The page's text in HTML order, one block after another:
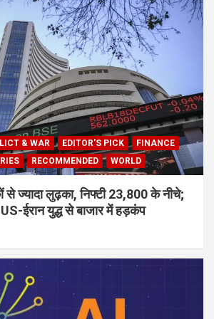
& WAR EDITOR'S PICK
FINANCE
RECOMMENDED WORLD
ज्यादा लुढ़का, निफ्टी 23,800 के नीचे;
ईरान युद्ध से बाजार में हड़कंप